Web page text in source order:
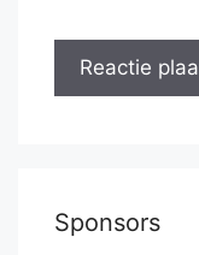
Sponsors